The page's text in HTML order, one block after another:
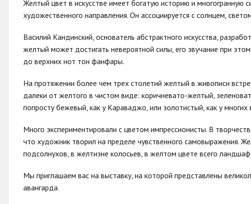
Желтый цвет в искусстве имеет богатую историю и многогранную
художественного направления. Он ассоциируется с солнцем,
Василий Кандинский, основатель абстрактного искусства,
желтый может достигать невероятной силы, его звучание при
до верхних нот тон фанфары.
На протяжении более чем трех столетий желтый в живописи
далеки от желтого в чистом виде: коричневато-желтый,
попросту бежевый, как у Караваджо, или золотистый, как у
Много экспериментировали с цветом импрессионисты. В
что художник творил на пределе чувственного самовыражения.
подсолнухов, в желтизне колосьев, в желтом цвете всего
Мы приглашаем вас на выставку, на которой представлены
авангарда.